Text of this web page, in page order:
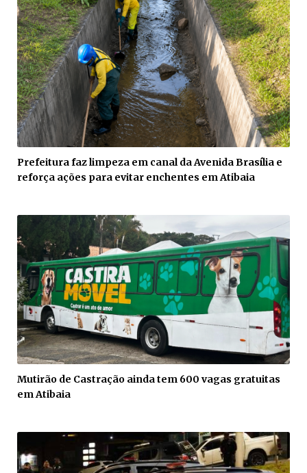
Prefeitura faz limpeza em canal da Avenida Brasília e
reforça ações para evitar enchentes em Atibaia
Mutirão de Castração ainda tem 600 vagas gratuitas
em Atibaia